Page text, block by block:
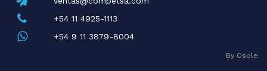
+54 11 4925-1113
+54 9 11 3879-8004
By Osole